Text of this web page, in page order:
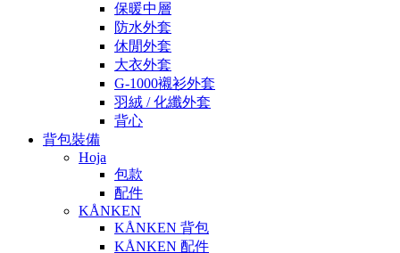
保暖中層
防水外套
休閒外套
大衣外套
G-1000襯衫外套
羽絨 / 化纖外套
背心
背包裝備
Hoja
包款
配件
KÅNKEN
KÅNKEN 背包
KÅNKEN 配件